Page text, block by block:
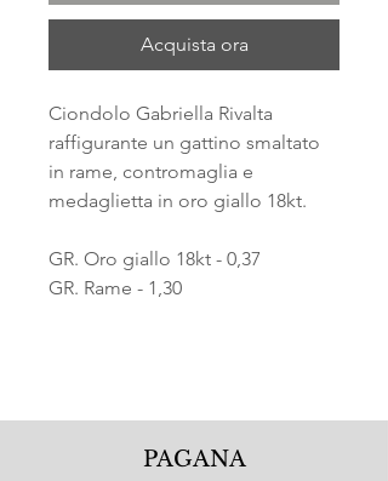
Acquista ora
Ciondolo Gabriella Rivalta
raffigurante un gattino smaltato
in rame, contromaglia e
medaglietta in oro giallo 18kt.
GR. Oro giallo 18kt - 0,37
GR. Rame - 1,30
PAGANA